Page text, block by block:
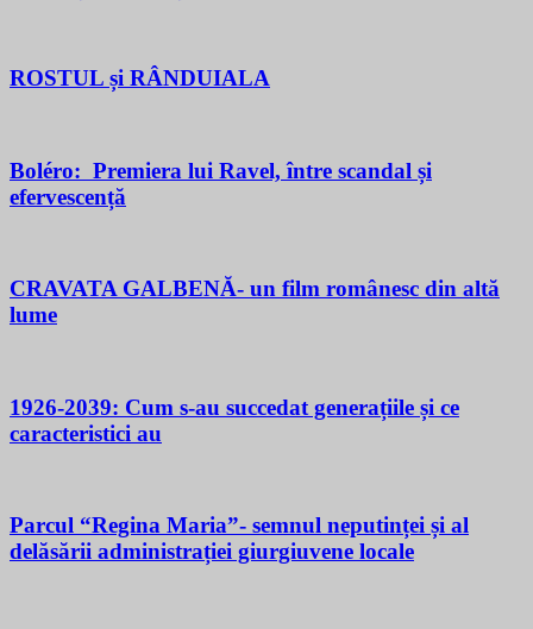
ROSTUL și RÂNDUIALA
Boléro: Premiera lui Ravel, între scandal și
efervescență
CRAVATA GALBENĂ- un film românesc din altă
lume
1926-2039: Cum s-au succedat generațiile și ce
caracteristici au
Parcul “Regina Maria”- semnul neputinței și al
delăsării administrației giurgiuvene locale